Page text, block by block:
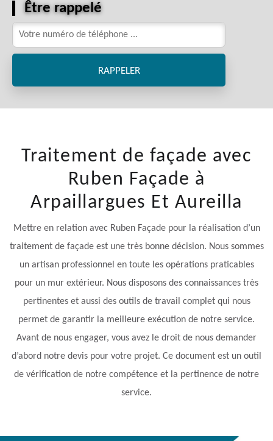
Être rappelé
Traitement de façade avec
Ruben Façade à
Arpaillargues Et Aureilla
Mettre en relation avec Ruben Façade pour la réalisation d’un
traitement de façade est une très bonne décision. Nous sommes
un artisan professionnel en toute les opérations praticables
pour un mur extérieur. Nous disposons des connaissances très
pertinentes et aussi des outils de travail complet qui nous
permet de garantir la meilleure exécution de notre service.
Avant de nous engager, vous avez le droit de nous demander
d’abord notre devis pour votre projet. Ce document est un outil
de vérification de notre compétence et la pertinence de notre
service.